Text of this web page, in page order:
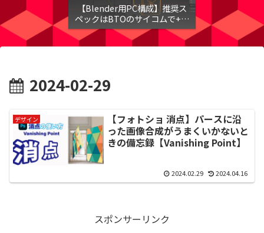
【Blender用PC構成】推奨ス
ペックはBTOのサイコムで+メ
モリ+グラボのカスタム
2024-02-29
デザイン
【フォトショ 消点】パースに沿
った画像合成がうまくいかないと
きの備忘録【Vanishing Point】
2024.02.29 2024.04.16
スポンサーリンク